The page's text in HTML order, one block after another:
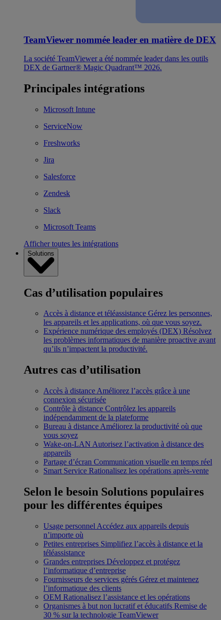
TeamViewer nommée leader en matière de DEX
La société TeamViewer a été nommée leader dans les outils
DEX de Gartner® Magic Quadrant™ 2026.
Principales intégrations
Microsoft Intune
ServiceNow
Freshworks
Jira
Salesforce
Zendesk
Slack
Microsoft Teams
Afficher toutes les intégrations
Solutions
Cas d’utilisation populaires
Accès à distance et téléassistance Gérez les personnes,
les appareils et les applications, où que vous soyez.
Expérience numérique des employés (DEX) Résolvez
les problèmes informatiques de manière proactive avant
qu’ils n’impactent la productivité.
Autres cas d’utilisation
Accès à distance Améliorez l’accès grâce à une
connexion sécurisée
Contrôle à distance Contrôlez les appareils
indépendamment de la plateforme
Bureau à distance Améliorez la productivité où que
vous soyez
Wake-on-LAN Autorisez l’activation à distance des
appareils
Partage d’écran Communication visuelle en temps réel
Smart Service Rationalisez les opérations après-vente
Selon le besoin Solutions populaires
pour les différentes équipes
Usage personnel Accédez aux appareils depuis
n’importe où
Petites entreprises Simplifiez l’accès à distance et la
téléassistance
Grandes entreprises Développez et protégez
l’informatique d’entreprise
Fournisseurs de services gérés Gérez et maintenez
l’informatique des clients
OEM Rationalisez l’assistance et les opérations
Organismes à but non lucratif et éducatifs Remise de
30 % sur la technologie TeamViewer